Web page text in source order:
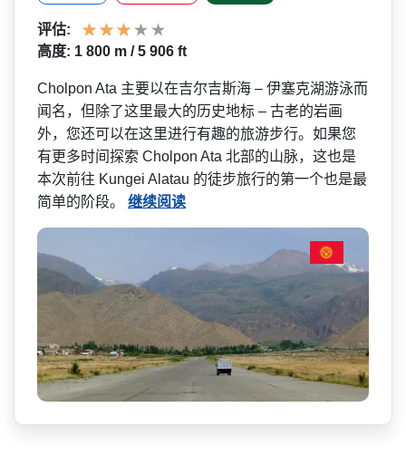
评估:
高度: 1 800 m / 5 906 ft
Cholpon Ata 主要以在吉尔吉斯海 – 伊塞克湖游泳而
闻名，但除了­这里最大的历史地标 – 古老的岩画
外，您还可以在这­里进行有趣的旅游步行。如果您
有更多时间探索 Cholpon Ata 北部的山脉，这也是
本次前往 Kungei Alatau 的徒步旅行的第一个也是最
简单的阶段。 继续阅读